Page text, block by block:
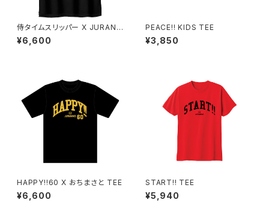
侍タイムスリッパー X JURANN
O "大丈夫ですか?" TEE
¥6,600
PEACE!! KIDS TEE
¥3,850
HAPPY!!60 X おちまさと TEE
¥6,600
START!! TEE
¥5,940